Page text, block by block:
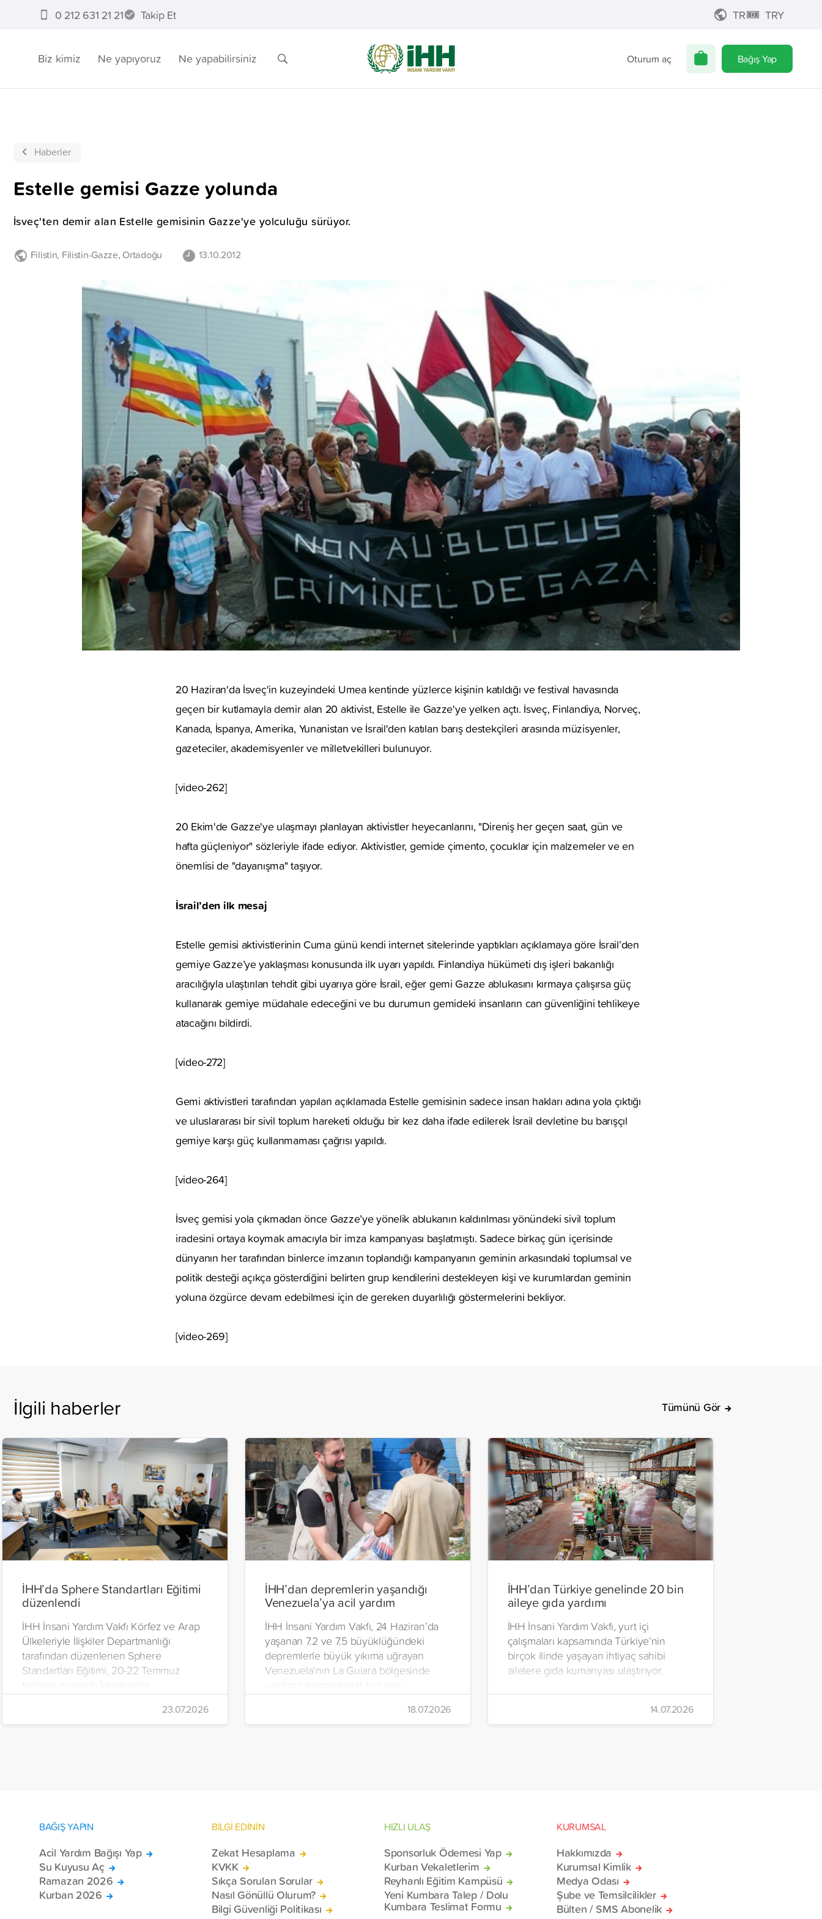
0 212 631 21 21 Takip Et TR TRY
Biz kimiz Ne yapıyoruz Ne yapabilirsiniz Oturum aç Bağış Yap
Haberler
Estelle gemisi Gazze yolunda
İsveç'ten demir alan Estelle gemisinin Gazze'ye yolculuğu sürüyor.
Filistin, Filistin-Gazze,Ortadoğu 13.10.2012
20 Haziran'da İsveç'in kuzeyindeki Umea kentinde yüzlerce kişinin katıldığı ve festival havasında
geçen bir kutlamayla demir alan 20 aktivist, Estelle ile Gazze'ye yelken açtı. İsveç, Finlandiya, Norveç,
Kanada, İspanya, Amerika, Yunanistan ve İsrail'den katılan barış destekçileri arasında müzisyenler,
gazeteciler, akademisyenler ve milletvekilleri bulunuyor.
[video-262]
20 Ekim'de Gazze'ye ulaşmayı planlayan aktivistler heyecanlarını, "Direniş her geçen saat, gün ve
hafta güçleniyor" sözleriyle ifade ediyor. Aktivistler, gemide çimento, çocuklar için malzemeler ve en
önemlisi de "dayanışma" taşıyor.
İsrail’den ilk mesaj
Estelle gemisi aktivistlerinin Cuma günü kendi internet sitelerinde yaptıkları açıklamaya göre İsrail’den
gemiye Gazze’ye yaklaşması konusunda ilk uyarı yapıldı. Finlandiya hükümeti dış işleri bakanlığı
aracılığıyla ulaştırılan tehdit gibi uyarıya göre İsrail, eğer gemi Gazze ablukasını kırmaya çalışırsa güç
kullanarak gemiye müdahale edeceğini ve bu durumun gemideki insanların can güvenliğini tehlikeye
atacağını bildirdi.
[video-272]
Gemi aktivistleri tarafından yapılan açıklamada Estelle gemisinin sadece insan hakları adına yola çıktığı
ve uluslararası bir sivil toplum hareketi olduğu bir kez daha ifade edilerek İsrail devletine bu barışçıl
gemiye karşı güç kullanmaması çağrısı yapıldı.
[video-264]
İsveç gemisi yola çıkmadan önce Gazze’ye yönelik ablukanın kaldırılması yönündeki sivil toplum
iradesini ortaya koymak amacıyla bir imza kampanyası başlatmıştı. Sadece birkaç gün içerisinde
dünyanın her tarafından binlerce imzanın toplandığı kampanyanın geminin arkasındaki toplumsal ve
politik desteği açıkça gösterdiğini belirten grup kendilerini destekleyen kişi ve kurumlardan geminin
yoluna özgürce devam edebilmesi için de gereken duyarlılığı göstermelerini bekliyor.
[video-269]
İlgili haberler Tümünü Gör
İHH’da Sphere Standartları Eğitimi
düzenlendi
İHH İnsani Yardım Vakfı Körfez ve Arap
Ülkeleriyle İlişkiler Departmanlığı
tarafından düzenlenen Sphere
Standartları Eğitimi, 20-22 Temmuz
gerçekleştirildi.
23.07.2026
İHH’dan depremlerin yaşandığı
Venezuela’ya acil yardım
İHH İnsani Yardım Vakfı, 24 Haziran’da
yaşanan 7.2 ve 7.5 büyüklüğündeki
depremlerle büyük yıkıma uğrayan
Venezuela’nın La Guiara bölgesinde
Çalışmalar kapsamında, sıcak yemek,
içme suyu, gıda kolisi ve hijyen paketi
dağıtımları yapıldı.
18.07.2026
İHH’dan Türkiye genelinde 20 bin
aileye gıda yardımı
İHH İnsani Yardım Vakfı, yurt içi
çalışmaları kapsamında Türkiye’nin
birçok ilinde yaşayan ihtiyaç sahibi
ailelere gıda kumanyası ulaştırıyor.
14.07.2026
BAĞIŞ YAPIN
Acil Yardım Bağışı Yap
Su Kuyusu Aç
Ramazan 2026
Kurban 2026
BİLGİ EDİNİN
Zekat Hesaplama
KVKK
Sıkça Sorulan Sorular
Nasıl Gönüllü Olurum?
Bilgi Güvenliği Politikası
HIZLI ULAŞ
Sponsorluk Ödemesi Yap
Kurban Vekaletlerim
Reyhanlı Eğitim Kampüsü
Yeni Kumbara Talep / Dolu
Kumbara Teslimat Formu
KURUMSAL
Hakkımızda
Kurumsal Kimlik
Medya Odası
Şube ve Temsilcilikler
Bülten / SMS Abonelik